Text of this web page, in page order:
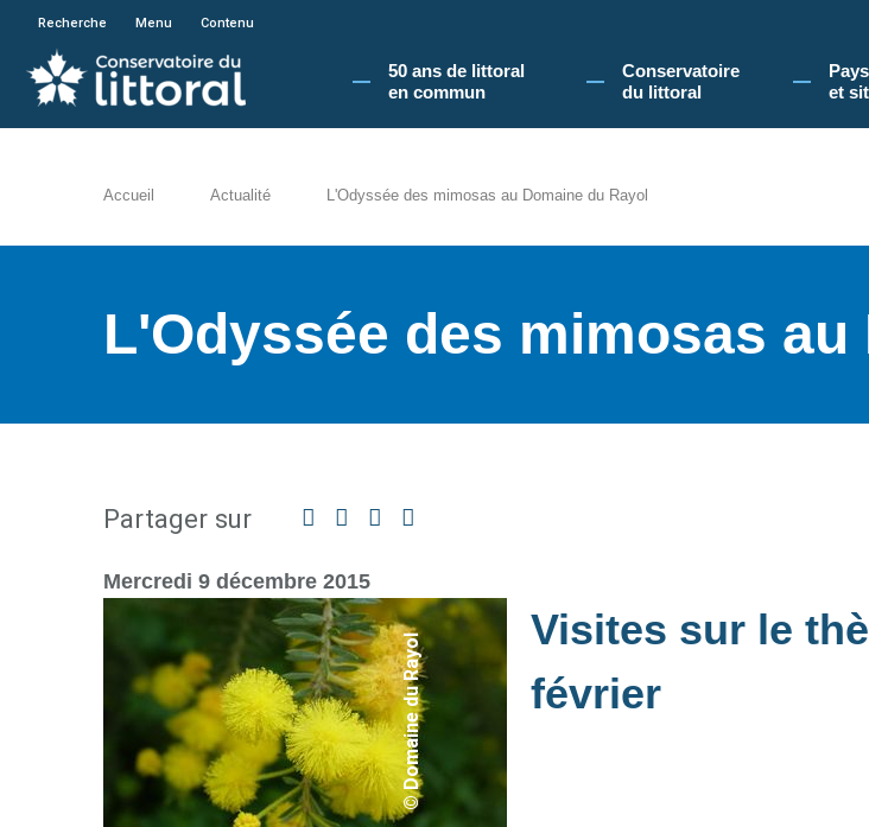
En poursuivant votre navigation sur le site du Conservatoire du littoral, vous acceptez l'utilisation
Recherche Menu Contenu
50 ans de littoral
en commun​
Conservatoire
du littoral
et
Accueil Actualité L'Odyssée des mimosas au Domaine du Rayol
L'Odyssée des mimosas au
Partager sur Facebook
TwitterLinkedin
Mercredi 9 décembre 2015
© Domaine du Rayol
Visites sur le
février